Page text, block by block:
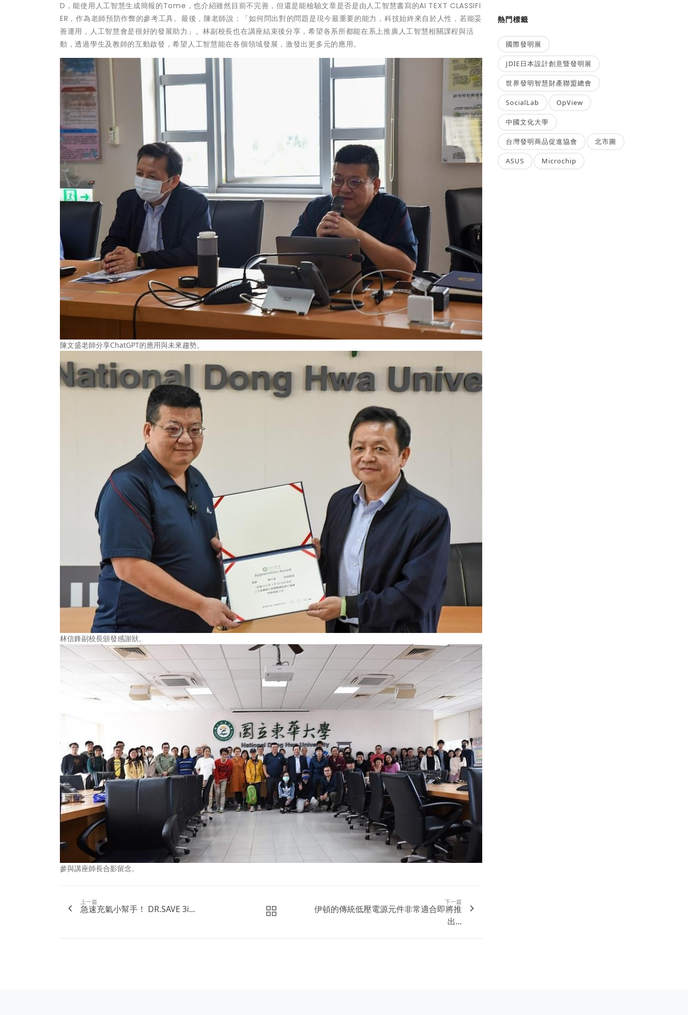
D，能使用人工智慧生成簡報的Tome，也介紹雖然目前不完善，但還是能檢驗文章是否是由人工智慧書寫的AI TEXT CLASSIFI
ER，作為老師預防作弊的參考工具。最後，陳老師說：「如何問出對的問題是現今最重要的能力，科技始終來自於人性，若能妥
善運用，人工智慧會是很好的發展助力」。林副校長也在講座結束後分享，希望各系所都能在系上推廣人工智慧相關課程與活
動，透過學生及教師的互動啟發，希望人工智慧能在各個領域發展，激發出更多元的應用。
陳文盛老師分享ChatGPT的應用與未來趨勢。
林信鋒副校長頒發感謝狀。
參與講座師長合影留念。
上一篇
急速充氣小幫手！ DR.SAVE 3i...
下一篇
伊頓的傳統低壓電源元件非常適合即將推
出...
熱門標籤
國際發明展
JDIE日本設計創意暨發明展
世界發明智慧財產聯盟總會
SocialLab OpView
中國文化大學
台灣發明商品促進協會 北市圖
ASUS Microchip